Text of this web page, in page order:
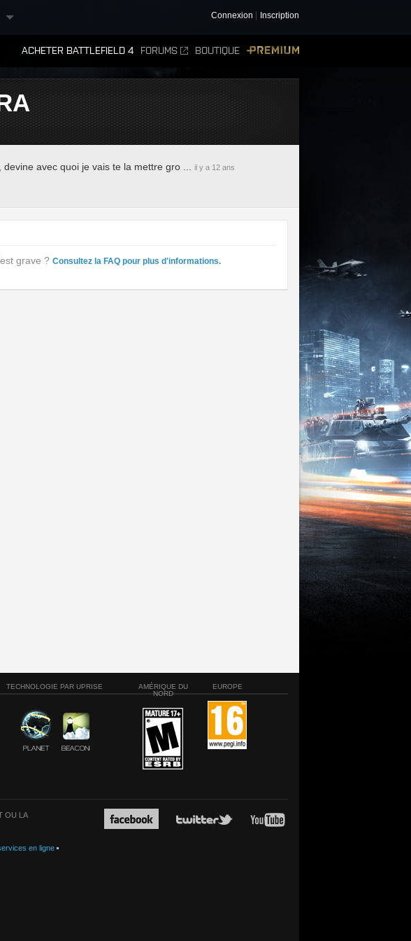
Connexion Inscription
ACHETER BATTLEFIELD 4 FORUMS BOUTIQUE
avec quoi je vais te la mettre gro ... il y a 12 ans
grave ? Consultez la FAQ pour plus d'informations.
TECHNOLOGIE PAR UPRISE
AMÉRIQUE DU
NORD
EUROPE
OU LA
en ligne